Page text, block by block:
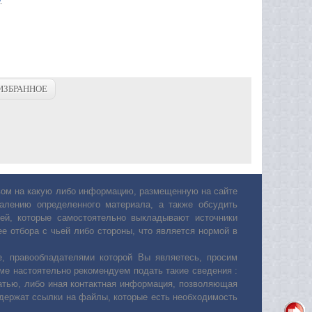
на какую либо информацию, размещенную на сайте
определенного материала, а также обсудить
которые самостоятельно выкладывают источники
отбора с чьей либо стороны, что является нормой в
которой Вы являетесь, просим
настоятельно рекомендуем подать такие сведения :
либо иная контактная информация, позволяющая
ссылки на файлы, которые есть необходимость